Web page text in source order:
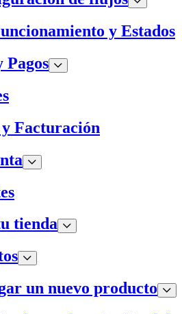
y Estados
Pagos
y Facturación
tienda
un nuevo producto